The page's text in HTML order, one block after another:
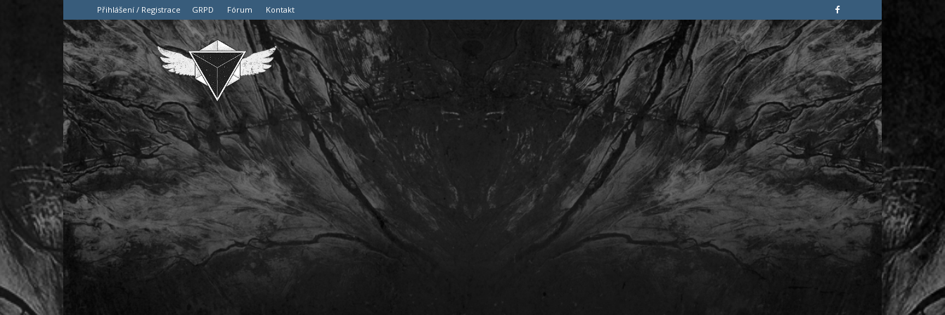
Přihlášení / Registrace GRPD Fórum Kontakt
CZFC
–
Czech
Family
Crew